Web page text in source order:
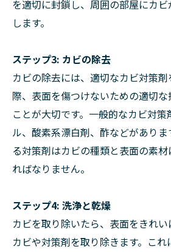
を適切に封鎖し、周囲の部屋にカ
します。
ステップ3: カビの除去
カビの除去には、適切なカビ対策
際、表面を傷つけないための適切
ことが大切です。一般的なカビ対策
ル、酸素系漂白剤、酢などがあり
る対策剤はカビの種類と表面の素
ればなりません。
ステップ4: 洗浄と乾燥
カビを取り除いたら、表面をきれ
カビや対策剤を取り除きます。こ